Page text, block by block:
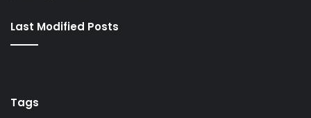
Last Modified Posts
Tags